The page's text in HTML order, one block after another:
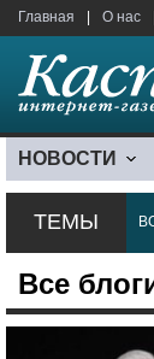
Главная О нас
НОВОСТИ
ТЕМЫ
Все